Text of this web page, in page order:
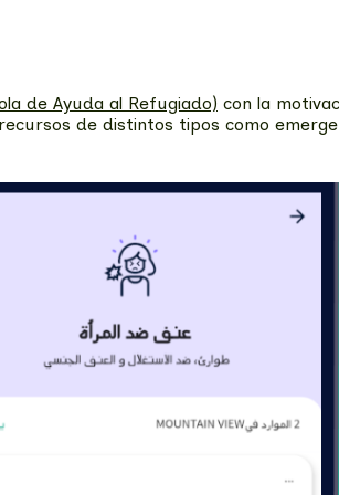
de Ayuda al Refugiado) con la
de distintos tipos como